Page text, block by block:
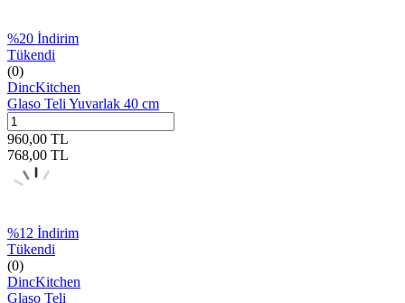
%20 İndirim
Tükendi
(0)
DincKitchen
Glaso Teli Yuvarlak 40 cm
960,00 TL
768,00 TL
%12 İndirim
Tükendi
(0)
DincKitchen
Glaso Teli